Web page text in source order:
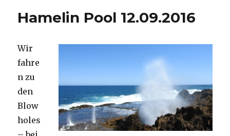
Hamelin Pool 12.09.2016
Wir
fahre
n zu
den
Blow
holes